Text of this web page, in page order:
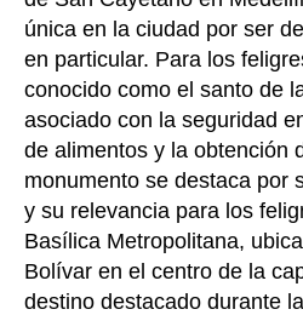
única en la ciudad por ser
en particular. Para los
conocido como el santo de
asociado con la seguridad
de alimentos y la obtención
monumento se destaca por
y su relevancia para los
Basílica Metropolitana,
Bolívar en el centro de la
destino destacado durante